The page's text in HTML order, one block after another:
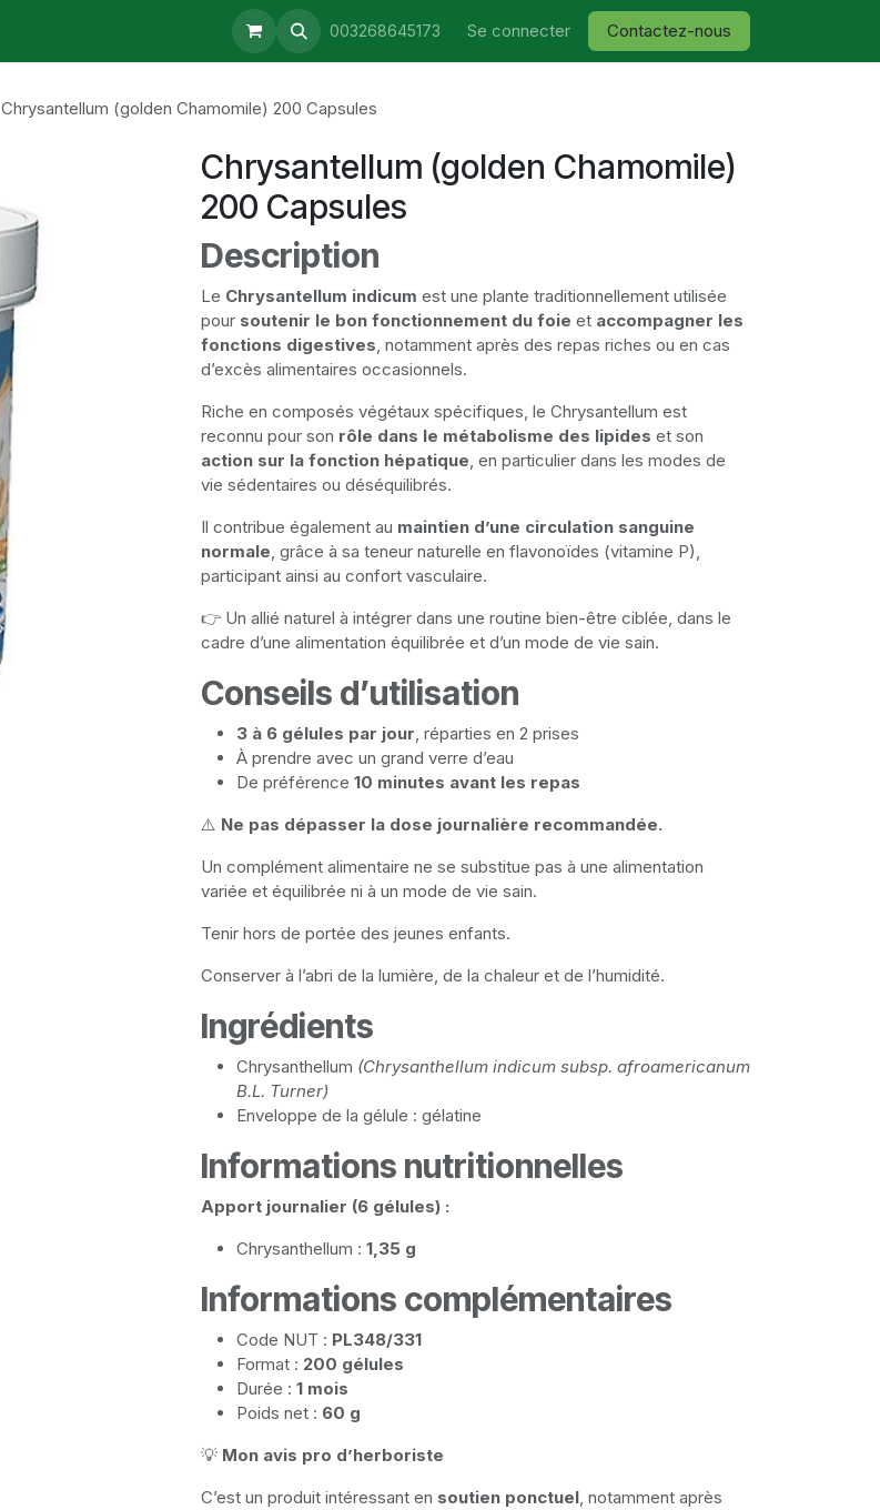
Retrait & Livraison Blog 003268645173 Se connecter Contactez-nous
Chrysantellum (golden Chamomile) 200 Capsules
Chrysantellum (golden Chamomile)
200 Capsules
Description
Le Chrysantellum indicum est une plante traditionnellement utilisée
pour soutenir le bon fonctionnement du foie et accompagner les
fonctions digestives, notamment après des repas riches ou en cas
d’excès alimentaires occasionnels.
Riche en composés végétaux spécifiques, le Chrysantellum est
reconnu pour son rôle dans le métabolisme des lipides et son
action sur la fonction hépatique, en particulier dans les modes de
vie sédentaires ou déséquilibrés.
Il contribue également au maintien d’une circulation sanguine
normale, grâce à sa teneur naturelle en flavonoïdes (vitamine P),
participant ainsi au confort vasculaire.
👉 Un allié naturel à intégrer dans une routine bien-être ciblée, dans le
cadre d’une alimentation équilibrée et d’un mode de vie sain.
Conseils d’utilisation
3 à 6 gélules par jour, réparties en 2 prises
À prendre avec un grand verre d’eau
De préférence 10 minutes avant les repas
⚠️ Ne pas dépasser la dose journalière recommandée.
Un complément alimentaire ne se substitue pas à une alimentation
variée et équilibrée ni à un mode de vie sain.
Tenir hors de portée des jeunes enfants.
Conserver à l’abri de la lumière, de la chaleur et de l’humidité.
Ingrédients
Chrysanthellum (Chrysanthellum indicum subsp. afroamericanum
B.L. Turner)
Enveloppe de la gélule : gélatine
Informations nutritionnelles
Apport journalier (6 gélules) :
Chrysanthellum : 1,35 g
Informations complémentaires
Code NUT : PL348/331
Format : 200 gélules
Durée : 1 mois
Poids net : 60 g
💡 Mon avis pro d’herboriste
C’est un produit intéressant en soutien ponctuel, notamment après